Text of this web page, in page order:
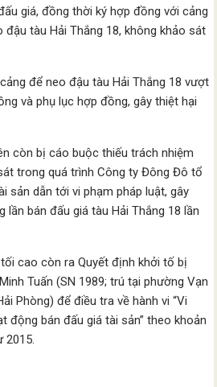
giá, đồng thời ký hợp đồng với cảng
đậu tàu Hải Thắng 18, không khảo sát
để neo đậu tàu Hải Thắng 18 vượt
và phụ lục hợp đồng, gây thiệt hại
còn bị cáo buộc thiếu trách nhiệm
trong quá trình Công ty Đông Đô tổ
sản dẫn tới vi phạm pháp luật, gây
lần bán đấu giá tàu Hải Thắng 18 lần
cao còn ra Quyết định khởi tố bị
Tuấn (SN 1989; trú tại phường Vạn
Phòng) để điều tra về hành vi “Vi
động bán đấu giá tài sản” theo khoản
2015.